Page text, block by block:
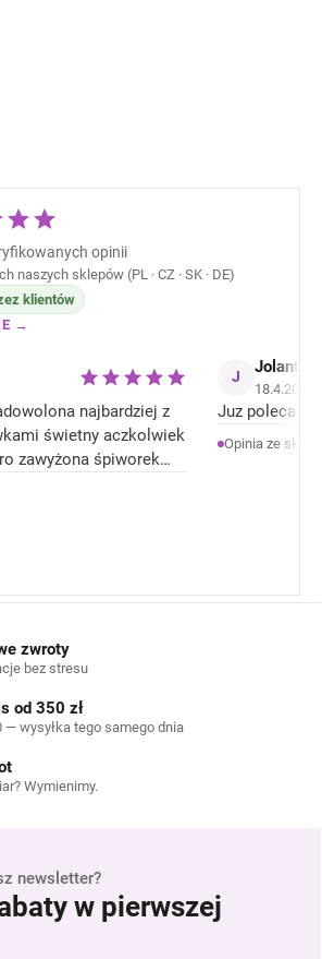
opinii
naszych sklepów (PL · CZ · SK · DE)
klientów
→
najbardziej z
świetny aczkolwiek
zawyżona śpiworek
104 rozmiar . Ale
J Jolanta
18.4.2026
Juz poleca
Opinia ze
zwroty
bez stresu
od 350 zł
— wysyłka tego samego dnia
Wymienimy.
newsletter?
w pierwszej